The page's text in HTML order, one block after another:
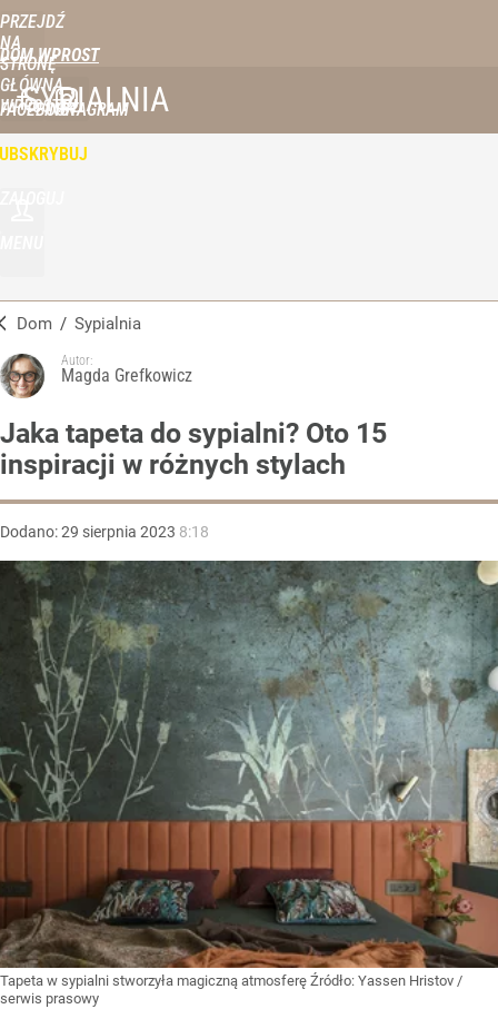
PRZEJDŹ
NA
STRONĘ
GŁÓWNĄ
WPROST.PL
DOM WPROST
FACEBOOKINSTAGRAM
SYPIALNIA
Dom / Sypialnia
Autor:
Magda Grefkowicz
Jaka tapeta do sypialni? Oto 15
inspiracji w różnych stylach
Dodano:29 sierpnia 2023 8:18
Tapeta w sypialni stworzyła magiczną atmosferę Źródło: Yassen Hristov /
serwis prasowy